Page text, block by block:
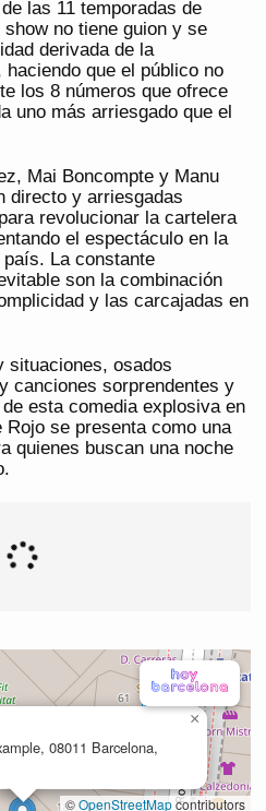
las 11 temporadas de
no tiene guion y se
derivada de la
que el público no
los 8 números que ofrece
uno más arriesgado que el
Mai Boncompte y Manu
directo y arriesgadas
revolucionar la cartelera
el espectáculo en la
La constante
son la combinación
y las carcajadas en
situaciones, osados
canciones sorprendentes y
esta comedia explosiva en
Rojo se presenta como una
quienes buscan una noche